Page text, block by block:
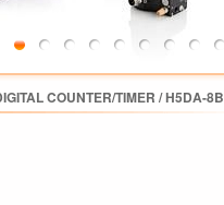
COUNTER/TIMER /H5DA-8B